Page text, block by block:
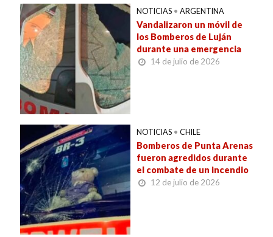
NOTICIAS • ARGENTINA
Vandalizaron un móvil de
los Bomberos de Luján
durante una emergencia
14 de julio de 2026
NOTICIAS • CHILE
Bomberos de Punta Arenas
fueron agredidos durante
el combate de un incendio
12 de julio de 2026